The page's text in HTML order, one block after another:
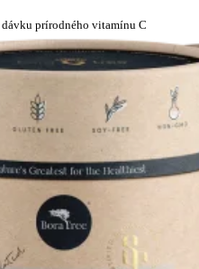
prírodného vitamínu C
v 100% BIO kvalite bez
príchutí a konzervantov